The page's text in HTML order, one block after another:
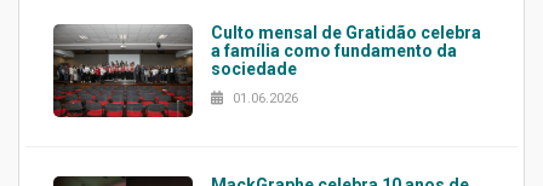
Culto mensal de Gratidão celebra
a família como fundamento da
sociedade
01.06.2026